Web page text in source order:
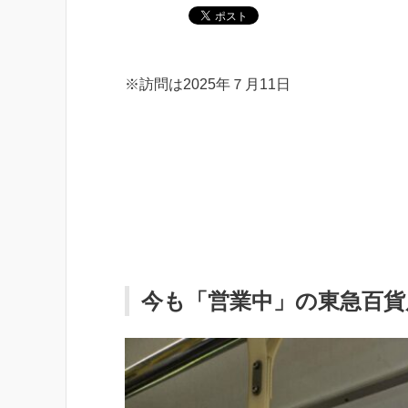
※訪問は2025年７月11日
今も「営業中」の東急百